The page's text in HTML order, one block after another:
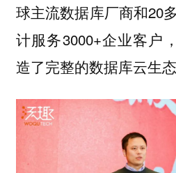
球主流数据库厂商和20
计服务3000+企业客户
造了完整的数据库云生态